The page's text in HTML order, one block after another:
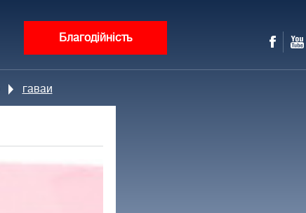
Благодійність
гаваи